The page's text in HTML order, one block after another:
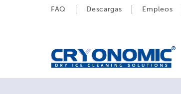
FAQ Descargas Empleos